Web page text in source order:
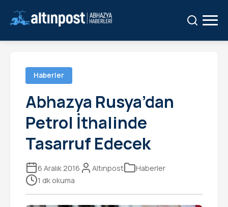
Haberler
Abhazya Rusya’dan
Petrol İthalinde
Tasarruf Edecek
6 Aralık 2016 Altınpost
Haberler
1 dk okuma